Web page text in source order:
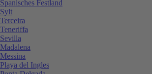
Spanisches Festland
Sylt
Terceira
Teneriffa
Sevilla
Madalena
Messina
Playa del Ingles